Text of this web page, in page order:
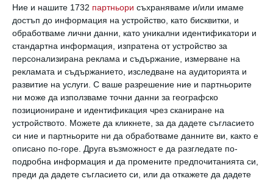
Ние и нашите 1732 партньори съхраняваме и/или имаме
достъп до информация на устройство, като бисквитки, и
обработваме лични данни, като уникални идентификатори и
стандартна информация, изпратена от устройство за
персонализирана реклама и съдържание, измерване на
рекламата и съдържанието, изследване на аудиторията и
развитие на услуги. С ваше разрешение ние и партньорите
ни може да използваме точни данни за географско
позициониране и идентификация чрез сканиране на
устройството. Можете да кликнете, за да дадете съгласието
си ние и партньорите ни да обработваме данните ви, както е
описано по-горе. Друга възможност е да разгледате по-
подробна информация и да промените предпочитанията си,
преди да дадете съгласието си, или да откажете да дадете
Виж всички коментари
Най нови
Да поговорим
Как да познаете още на първата
среща, че той не е подходящ